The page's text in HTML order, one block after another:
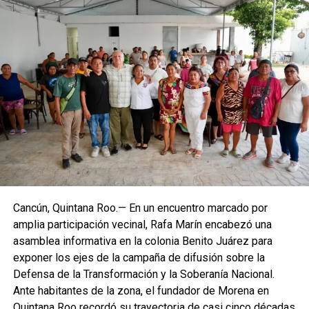
Villegas sostuvo que México debe transitar de acciones
aisladas a una política permanente de recuperación
ambiental que involucre a los tres órdenes de gobierno,
comunidades, universidades y sociedad civil. Recordó que
cerca del 70% del territorio nacional cuenta con cobertura
forestal y que el país concentra alrededor del 12% de la
biodiversidad mundial, lo que obliga a reforzar la
especialmente en el sureste mexicano.
La Jornada Nacional de Reforestación intervendrá
ecosistemas como bosques templados, selvas húmedas
y secas, matorrales, pastizales y manglares mediante la
plantación de 302 especies, de las cuales 261 son nativas
y 41 endémicas. Las acciones alcanzarán 37 Áreas
Cancún, Quintana Roo.— En un encuentro marcado por
amplia participación vecinal, Rafa Marín encabezó una
asamblea informativa en la colonia Benito Juárez para
exponer los ejes de la campaña de difusión sobre la
Defensa de la Transformación y la Soberanía Nacional.
Ante habitantes de la zona, el fundador de Morena en